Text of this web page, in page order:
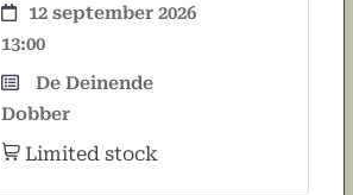
12 september 2026
13:00
De Deinende
Dobber
Limited stock